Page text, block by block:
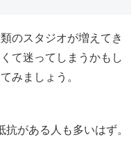
のスタジオが増えてき
て迷ってしまうかもし
みましょう。
がある人も多いはず。